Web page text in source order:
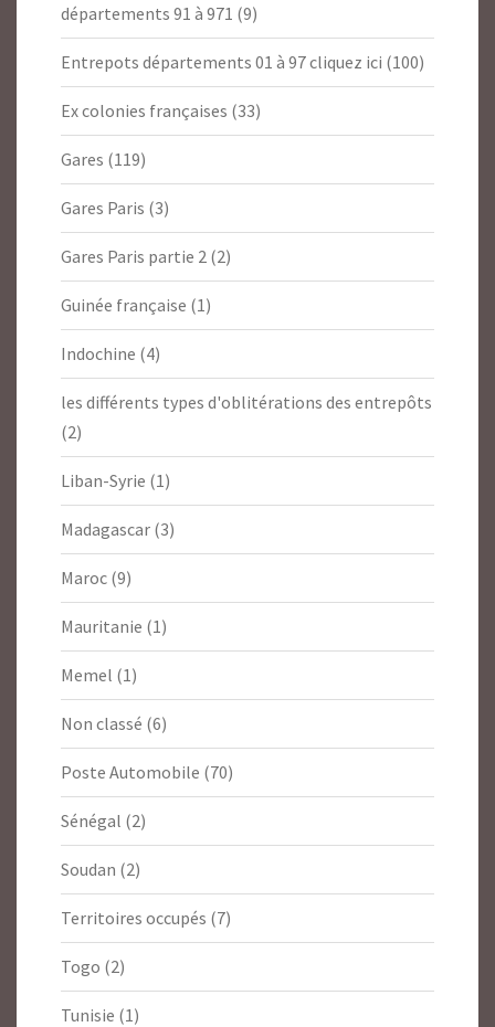
départements 91 à 971 (9)
Entrepots départements 01 à 97 cliquez ici (100)
Ex colonies françaises (33)
Gares (119)
Gares Paris (3)
Gares Paris partie 2 (2)
Guinée française (1)
Indochine (4)
les différents types d'oblitérations des entrepôts
(2)
Liban-Syrie (1)
Madagascar (3)
Maroc (9)
Mauritanie (1)
Memel (1)
Non classé (6)
Poste Automobile (70)
Sénégal (2)
Soudan (2)
Territoires occupés (7)
Togo (2)
Tunisie (1)